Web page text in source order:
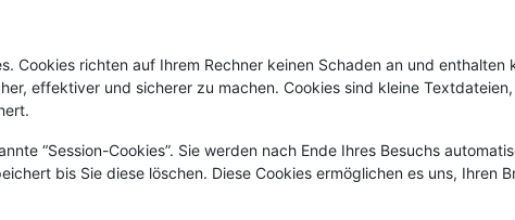
Cookies richten auf Ihrem Rechner keinen Schaden an und enthalten
effektiver und sicherer zu machen. Cookies sind kleine
“Session-Cookies”. Sie werden nach Ende Ihres Besuchs
bis Sie diese löschen. Diese Cookies ermöglichen es uns, Ihren